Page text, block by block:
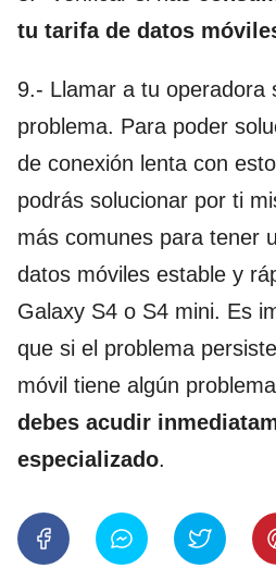
tu tarifa de datos
9.- Llamar a tu operadora
problema. Para poder
de conexión lenta con
podrás solucionar por ti
más comunes para tener
datos móviles estable y
Galaxy S4 o S4 mini. Es
que si el problema
móvil tiene algún
debes acudir
especializado.